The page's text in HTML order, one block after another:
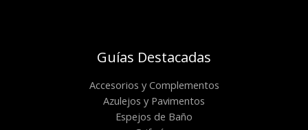
Guías Destacadas
Accesorios y Complementos
Azulejos y Pavimentos
Espejos de Baño